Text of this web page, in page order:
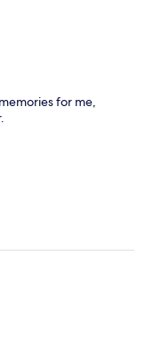
for me,